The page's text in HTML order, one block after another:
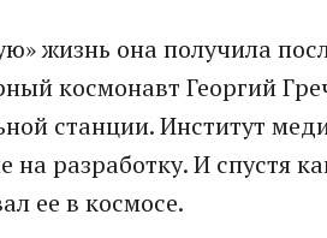
жизнь она получила
космонавт Георгий
станции. Институт
на разработку. И спустя
ее в космосе.